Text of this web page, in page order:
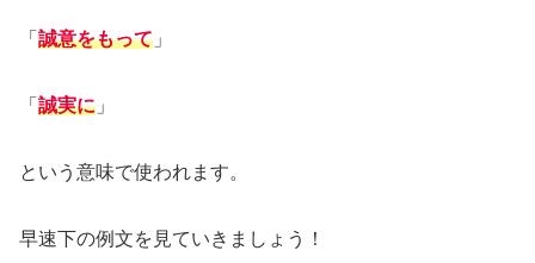
「 誠意をもって 」
「 誠実に 」
という意味で使われます。
早速下の例文を見ていきましょう！